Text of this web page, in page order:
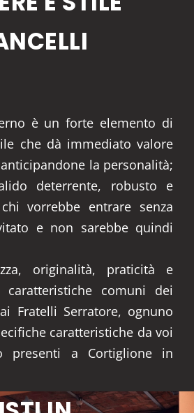
è un forte elemento di
che dà immediato valore
la personalità;
deterrente, robusto e
vorrebbe entrare senza
e non sarebbe quindi
originalità, praticità e
comuni dei
Fratelli Serratore, ognuno
caratteristiche da voi
presenti a Cortiglione in